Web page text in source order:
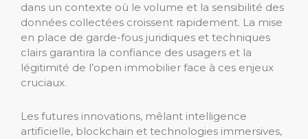
dans un contexte où le volume et la sensibilité des
données collectées croissent rapidement. La mise
en place de garde-fous juridiques et techniques
clairs garantira la confiance des usagers et la
légitimité de l’open immobilier face à ces enjeux
cruciaux.
Les futures innovations, mêlant intelligence
artificielle, blockchain et technologies immersives,